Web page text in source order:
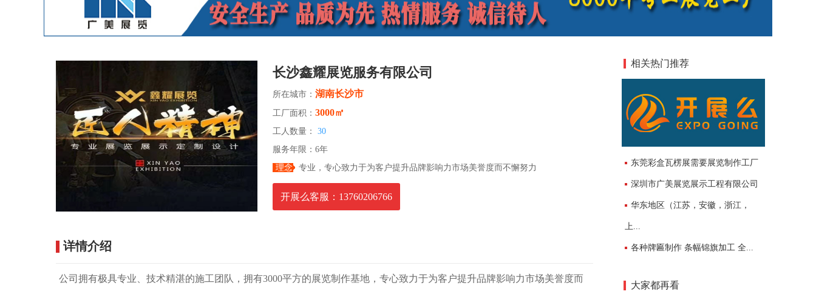
长沙鑫耀展览服务有限公司
所在城市： 湖南长沙市
工厂面积： 3000㎡
工人数量： 30
服务年限：6年
理念
专业，专心致力于为客户提升品牌影响力市场美誉度而不懈努力
开展么客服：13760206766
详情介绍
公司拥有极具专业、技术精湛的施工团队，拥有3000平方的展览制作基地，专心致力于为客户提升品牌影响力市场美誉度而
相关热门推荐
东莞彩盒瓦楞展需要展览制作工厂
深圳市广美展览展示工程有限公司
华东地区（江苏，安徽，浙江，
上...
各种牌匾制作 条幅锦旗加工 全...
大家都再看